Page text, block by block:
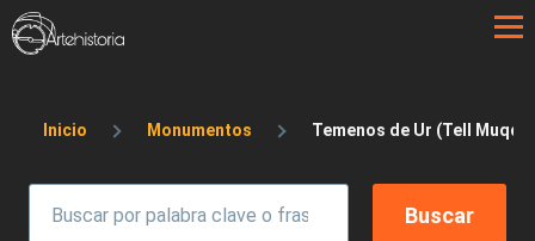
Pasar al contenido principal
Sobrescribir enlaces de ayuda a la
Inicio Monumentos Temenos de Ur (Tell